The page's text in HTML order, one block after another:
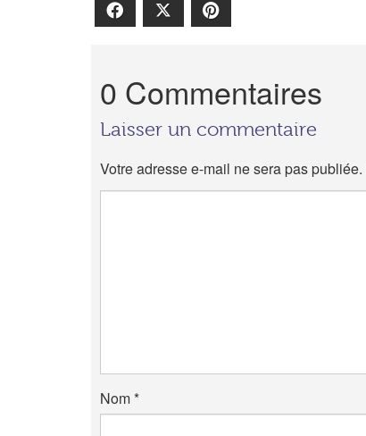
Facebook
0 Commentaires
Laisser un commentaire
Votre adresse e-mail ne sera pas publiée.
Nom*